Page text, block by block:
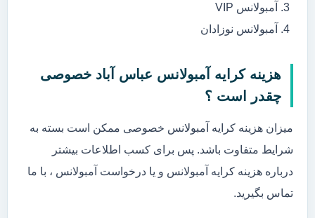
آمبولانس VIP
آمبولانس نوزادان
هزینه کرایه آمبولانس عباس آباد خصوصی
چقدر است ؟
میزان هزینه کرایه آمبولانس خصوصی ممکن است بسته به
شرایط متفاوت باشد. پس برای کسب اطلاعات بیشتر
درباره هزینه کرایه آمبولانس و یا درخواست آمبولانس ، با ما
تماس بگیرید.